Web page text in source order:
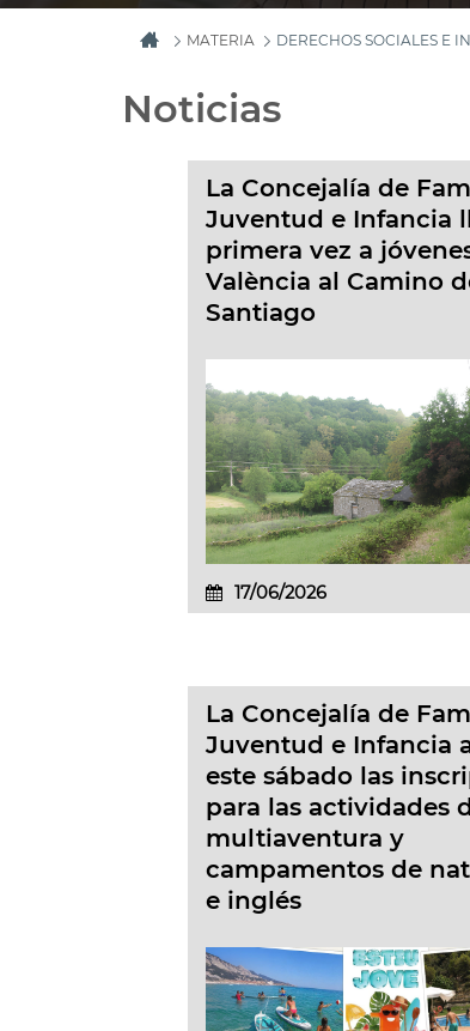
MATERIA DERECHOS SOCIALES E
Noticias
La Concejalía de
Juventud e Infancia
primera vez a
València al Camino
Santiago
17/06/2026
La Concejalía de
Juventud e Infancia
este sábado las
para las actividades
multiaventura y
campamentos de
e inglés